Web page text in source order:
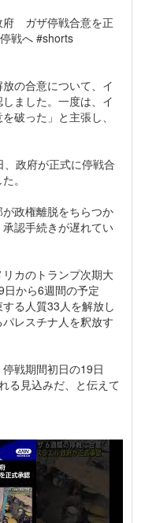
府 ガザ停戦合意を正
戦へ #shorts
の合意について、イ
ました。一度は、イ
破った」と主張し、
政府が正式に停戦合
。
政権離脱をちらつか
認手続きが遅れてい
カのトランプ次期大
から6週間の予定
る人質33人を解放し
レスチナ人を釈放す
戦期間初日の19日
る見込みだ、と伝えて